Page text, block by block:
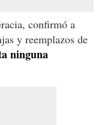
confirmó a
y reemplazos de
ninguna